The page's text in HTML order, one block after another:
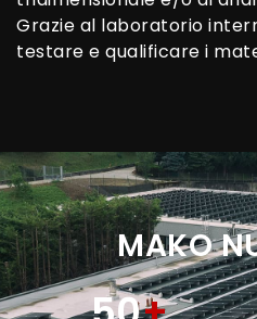
Grazie al laboratorio
testare e qualificare i
MAKO